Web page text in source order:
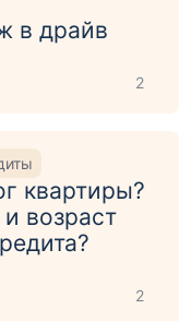
в драйв
2
квартиры?
возраст
2